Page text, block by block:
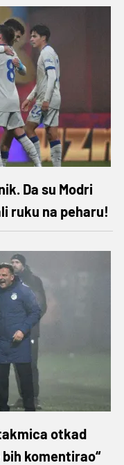
Da su Modri
ruku na peharu!
otkad
bih komentirao“